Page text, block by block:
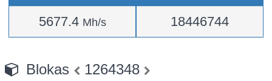
5677.4 Mh/s 18446744
Blokas 1264348